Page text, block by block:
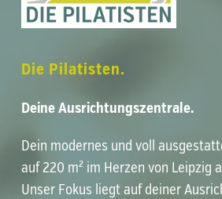
Die Pilatisten.
Deine Ausrichtungszentrale.
Dein modernes und voll
auf 220 m² im Herzen von Leipzig
Unser Fokus liegt auf deiner